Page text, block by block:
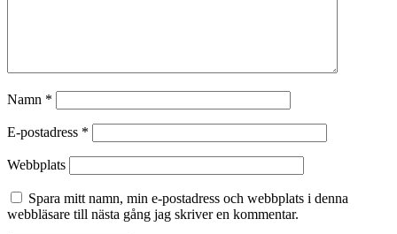
Namn *
E-postadress *
Webbplats
Spara mitt namn, min e-postadress och webbplats i denna
webbläsare till nästa gång jag skriver en kommentar.